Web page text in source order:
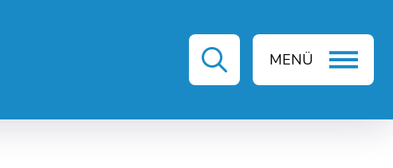
MENÜ
FREIZEIT & KULTUR